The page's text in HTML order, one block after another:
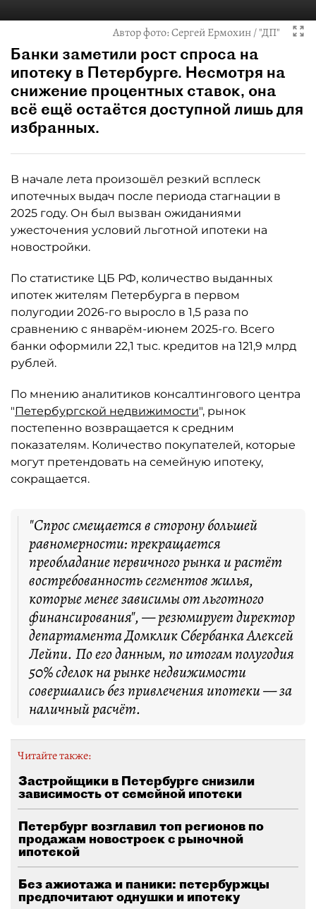
Автор фото:Сергей Ермохин / "ДП"
Банки заметили рост спроса на
ипотеку в Петербурге. Несмотря на
снижение процентных ставок, она
всё ещё остаётся доступной лишь для
избранных.
В начале лета произошёл резкий всплеск
ипотечных выдач после периода стагнации в
2025 году. Он был вызван ожиданиями
ужесточения условий льготной ипотеки на
новостройки.
По статистике ЦБ РФ, количество выданных
ипотек жителям Петербурга в первом
полугодии 2026-го выросло в 1,5 раза по
сравнению с январём-июнем 2025-го. Всего
банки оформили 22,1 тыс. кредитов на 121,9 млрд
рублей.
По мнению аналитиков консалтингового центра
"Петербургской недвижимости", рынок
постепенно возвращается к средним
показателям. Количество покупателей, которые
могут претендовать на семейную ипотеку,
сокращается.
"Спрос смещается в сторону большей
равномерности: прекращается
преобладание первичного рынка и растёт
востребованность сегментов жилья,
которые менее зависимы от льготного
финансирования", — резюмирует директор
департамента Домклик Сбербанка Алексей
Лейпи. По его данным, по итогам полугодия
50% сделок на рынке недвижимости
совершались без привлечения ипотеки — за
наличный расчёт.
Читайте также:
Застройщики в Петербурге снизили
зависимость от семейной ипотеки
Петербург возглавил топ регионов по
продажам новостроек с рыночной
ипотекой
Без ажиотажа и паники: петербуржцы
предпочитают однушки и ипотеку